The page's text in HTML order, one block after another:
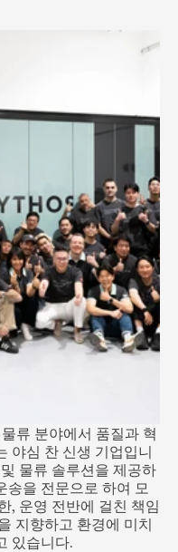
류 분야에서 품질과 혁
야심 찬 신생 기업입니
물류 솔루션을 제공하
송을 전문으로 하여 모
, 운영 전반에 걸친 책임
지향하고 환경에 미치
있습니다.